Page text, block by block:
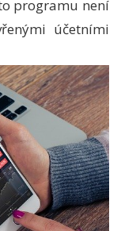
programu není
účetními